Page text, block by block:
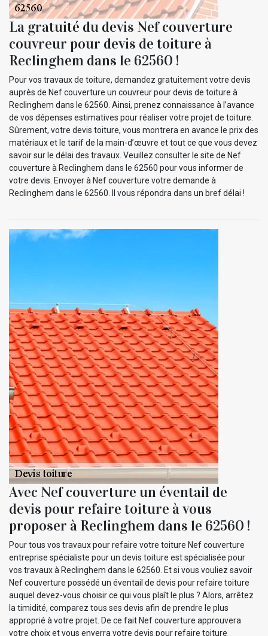
La gratuité du devis Nef couverture
couvreur pour devis de toiture à
Reclinghem dans le 62560 !
Pour vos travaux de toiture, demandez gratuitement votre devis
auprès de Nef couverture un couvreur pour devis de toiture à
Reclinghem dans le 62560. Ainsi, prenez connaissance à l’avance
de vos dépenses estimatives pour réaliser votre projet de toiture.
Sûrement, votre devis toiture, vous montrera en avance le prix des
matériaux et le tarif de la main-d’œuvre et tout ce que vous devez
savoir sur le délai des travaux. Veuillez consulter le site de Nef
couverture à Reclinghem dans le 62560 pour vous informer de
votre devis. Envoyer à Nef couverture votre demande à
Reclinghem dans le 62560. Il vous répondra dans un bref délai !
Avec Nef couverture un éventail de
devis pour refaire toiture à vous
proposer à Reclinghem dans le 62560 !
Pour tous vos travaux pour refaire votre toiture Nef couverture
entreprise spécialiste pour un devis toiture est spécialisée pour
vos travaux à Reclinghem dans le 62560. Et si vous vouliez savoir
Nef couverture possédé un éventail de devis pour refaire toiture
auquel devez-vous choisir ce qui vous plaît le plus ? Alors, arrêtez
la timidité, comparez tous ses devis afin de prendre le plus
approprié à votre projet. De ce fait Nef couverture approuvera
votre choix et vous enverra votre devis pour refaire toiture